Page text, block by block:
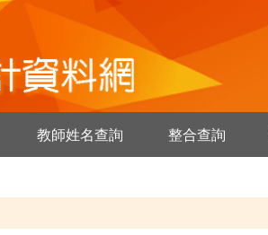
教師姓名查詢 整合查詢